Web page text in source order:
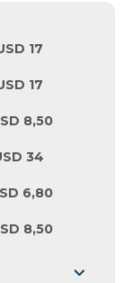
17
17
8,50
34
6,80
8,50